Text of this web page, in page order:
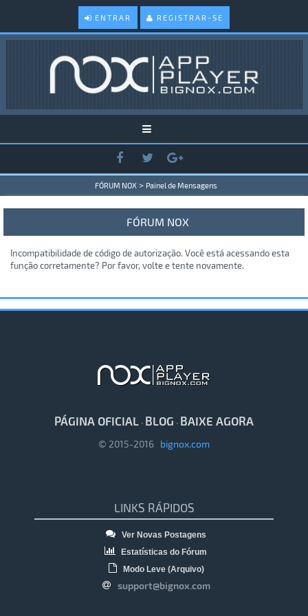
ENTRAR REGISTRAR-SE
FÓRUM NOX > Painel de Mensagens
FÓRUM NOX
Incompatibilidade de código de autorização. Você está acessando esta
função corretamente? Por favor, volte e tente novamente.
PÁGINA OFICIAL · BLOG · BAIXE AGORA
© 2015-2016 bignox.com
LINKS RÁPIDOS
Ver Novas Postagens
Estatísticas do Fórum
Modo Leve (Arquivo)
support@bignox.com